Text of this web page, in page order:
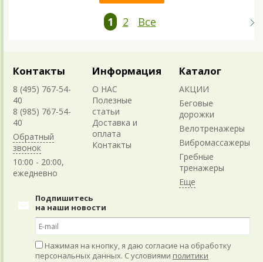
1 2 Все
Контакты
8 (495) 767-54-
40
8 (985) 767-54-
40
Обратный
звонок
10:00 - 20:00,
ежедневно
Информация
О НАС
Полезные
статьи
Доставка и
оплата
Контакты
Каталог
АКЦИИ
Беговые
дорожки
Велотренажеры
Вибромассажеры
Гребные
тренажеры
Подпишитесь
на наши новости
Нажимая на кнопку, я даю согласие на обработку
персональных данных. С условиями политики